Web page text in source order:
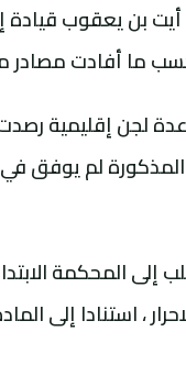
يعقوب قيادة
عدة لجن إقليمية
لم يوفق في
المحكمة